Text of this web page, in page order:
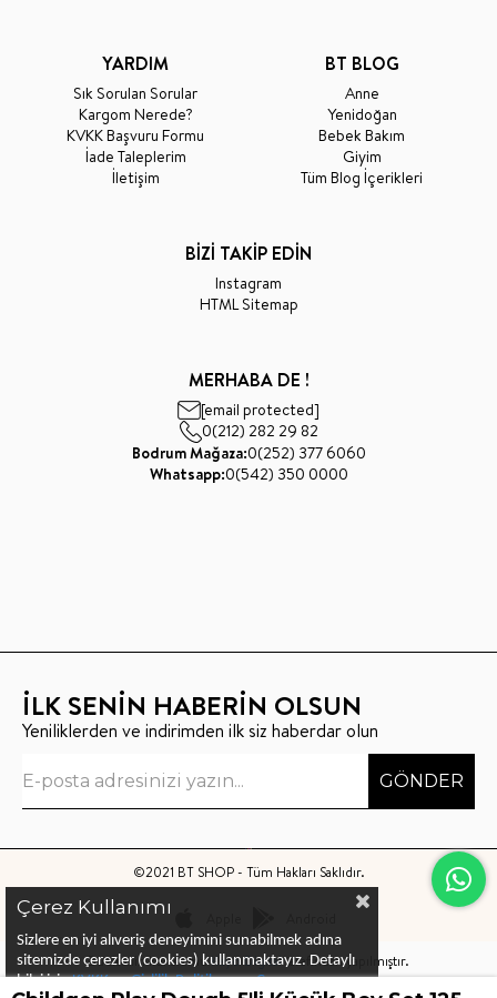
YARDIM
Sık Sorulan Sorular
Kargom Nerede?
KVKK Başvuru Formu
İade Taleplerim
İletişim
BT BLOG
Anne
Yenidoğan
Bebek Bakım
Giyim
Tüm Blog İçerikleri
BİZİ TAKİP EDİN
Instagram
HTML Sitemap
MERHABA DE !
[email protected]
0(212) 282 29 82
Bodrum Mağaza:0(252) 377 6060
Whatsapp:0(542) 350 0000
İLK SENİN HABERİN OLSUN
Yeniliklerden ve indirimden ilk siz haberdar olun
GÖNDER
©2021 BT SHOP - Tüm Hakları Saklıdır.
Bu sitenin kurulumuKeyo Digitaltarafından yapılmıştır.
Çerez Kullanımı
Sizlere en iyi alıveriş deneyimini sunabilmek adına
sitemizde çerezler (cookies) kullanmaktayız. Detaylı
bilgi için KVKK ve Gizlilik Politikası veÇerez